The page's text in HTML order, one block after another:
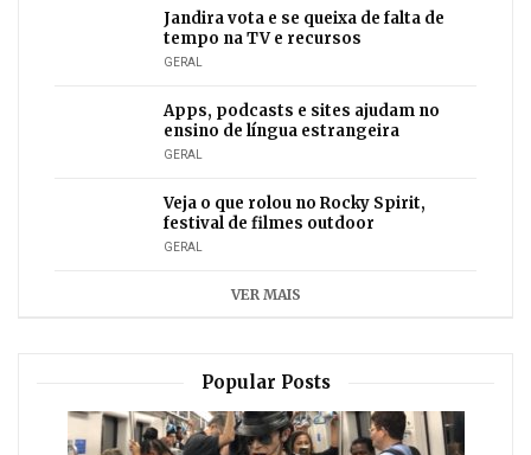
Jandira vota e se queixa de falta de
tempo na TV e recursos
GERAL
Apps, podcasts e sites ajudam no
ensino de língua estrangeira
GERAL
Veja o que rolou no Rocky Spirit,
festival de filmes outdoor
GERAL
VER MAIS
Popular Posts